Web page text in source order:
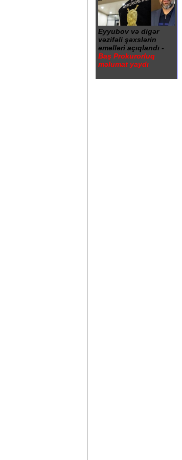
Eyyubov və digər
vəzifəli şəxslərin
əməlləri açıqlandı -
Baş Prokurorluq
məlumat yaydı